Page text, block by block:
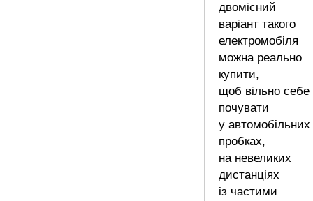
двомісний
варіант такого
електромобіля
можна реально
купити,
щоб вільно себе
почувати
у автомобільних
пробках,
на невеликих
дистанціях
із частими